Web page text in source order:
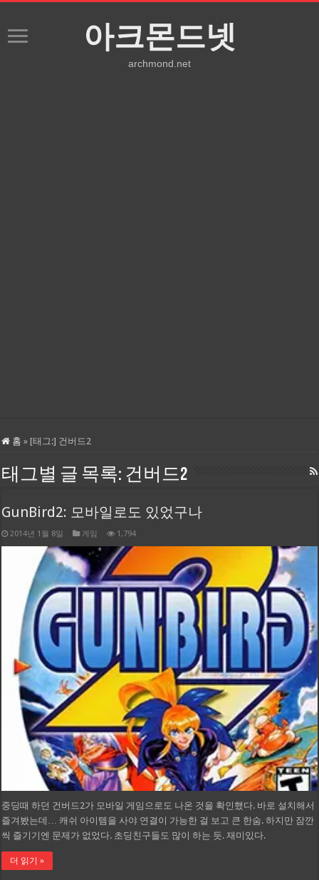
아크몬드넷
archmond.net
홈 » [태그:] 건버드2
태그별 글 목록: 건버드2
GunBird2: 모바일로도 있었구나
2014년 1월 8일 게임 1,794
중딩때 하던 건버드2가 모바일 게임으로도 나온 것을 확인했다. 바로 설치해서
즐겨봤는데… 캐쉬 아이템을 사야 연결이 가능한 걸 보고 큰 한숨. 하지만 잠깐
씩 즐기기엔 문제가 없었다. 초딩친구들도 많이 하는 듯. 재미있다.
더 읽기 »